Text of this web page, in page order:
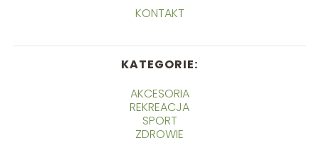
KONTAKT
KATEGORIE:
AKCESORIA
REKREACJA
SPORT
ZDROWIE